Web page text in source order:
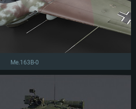
Me.163B-0